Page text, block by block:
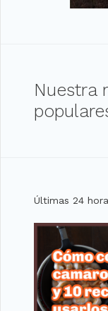
Nuestra
Últimas 24